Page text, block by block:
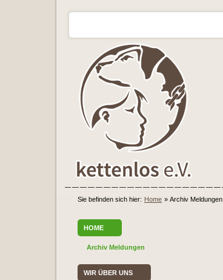
Sie befinden sich hier: Home » Archiv Meldungen
HOME
Archiv Meldungen
WIR ÜBER UNS